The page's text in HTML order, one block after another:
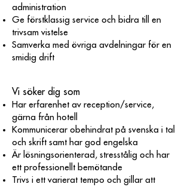
administration
Ge förstklassig service och bidra till en
trivsam vistelse
Samverka med övriga avdelningar för en
smidig drift
Vi söker dig som
Har erfarenhet av reception/service,
gärna från hotell
Kommunicerar obehindrat på svenska i tal
och skrift samt har god engelska
Är lösningsorienterad, stresstålig och har
ett professionellt bemötande
Trivs i ett varierat tempo och gillar att